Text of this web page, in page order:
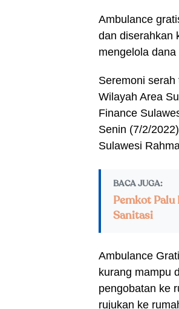
Ambulance
dan diserahkan
mengelola
Seremoni
Wilayah Area
Finance
Senin (7/2/
Sulawesi
BACA JUGA:
Pemkot Palu
Sanitasi
Ambulance
kurang mampu
pengobatan ke
rujukan ke